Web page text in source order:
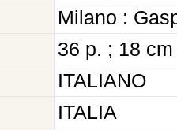
Milano :
36 p. ; 18 cm
ITALIANO
ITALIA